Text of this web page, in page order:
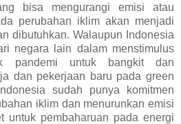
bisa mengurangi emisi atau
perubahan iklim akan menjadi
dibutuhkan. Walaupun Indonesia
negara lain dalam menstimulus
pandemi untuk bangkit dan
dan pekerjaan baru pada green
sudah punya komitmen
iklim dan menurunkan emisi
untuk pembaharuan pada energi